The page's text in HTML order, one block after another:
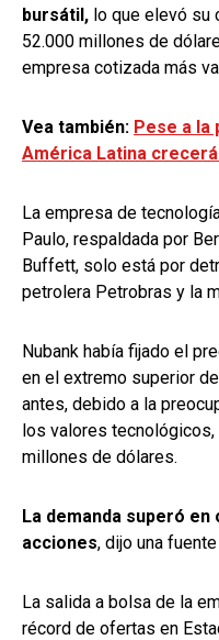
bursátil, lo que elevó su
52.000 millones de
empresa cotizada más
Vea también: Pese a la
América Latina
La empresa de
Paulo, respaldada por
Buffett, solo está por
petrolera Petrobras y la
Nubank había fijado el
en el extremo superior
antes, debido a la
los valores tecnológicos,
millones de dólares.
La demanda superó
acciones, dijo una
La salida a bolsa de la
récord de ofertas en